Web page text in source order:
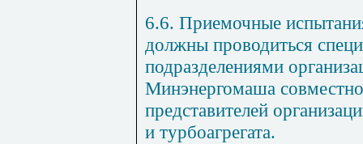
6.6. Приемочные
должны проводиться
подразделениями
Минэнергомаша
представителей
и турбоагрегата.